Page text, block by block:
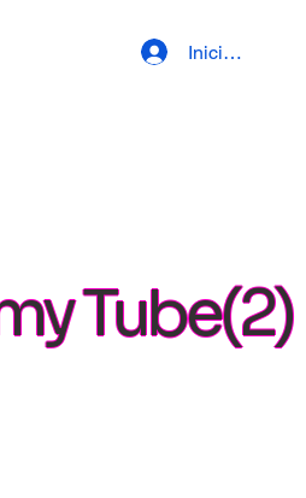
Iniciar sesión
Tube(2)